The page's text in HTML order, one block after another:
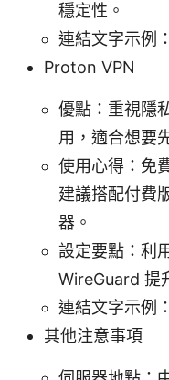
穩定性。
連結文字示例
Proton VPN
優點：重視隱
用，適合想要
使用心得：免
建議搭配付費
器。
設定要點：利
WireGuard 提
連結文字示例
其他注意事項